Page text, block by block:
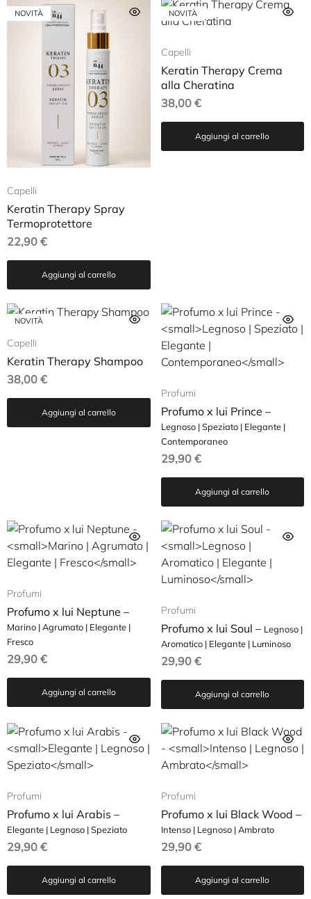
NOVITÀ
Capelli
Keratin Therapy Spray
Termoprotettore
22,90 €
Aggiungi al carrello
NOVITÀ
Capelli
Keratin Therapy Crema
alla Cheratina
38,00 €
Aggiungi al carrello
NOVITÀ
Capelli
Keratin Therapy Shampoo
38,00 €
Aggiungi al carrello
Profumi
Profumo x lui Prince –
Legnoso | Speziato | Elegante |
Contemporaneo
29,90 €
Aggiungi al carrello
Profumi
Profumo x lui Neptune –
Marino | Agrumato | Elegante |
Fresco
29,90 €
Aggiungi al carrello
Profumi
Profumo x lui Soul – Legnoso |
Aromatico | Elegante | Luminoso
29,90 €
Aggiungi al carrello
Profumi
Profumo x lui Arabis –
Elegante | Legnoso | Speziato
29,90 €
Aggiungi al carrello
Profumi
Profumo x lui Black Wood –
Intenso | Legnoso | Ambrato
29,90 €
Aggiungi al carrello